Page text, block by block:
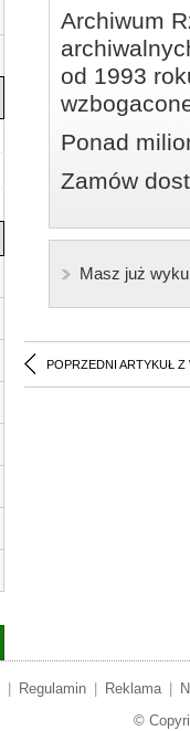
Archiwum
od 1993
Ponad
Zamów
Masz już
POPRZEDNI ARTYKUŁ Z
Regulamin Reklama
©